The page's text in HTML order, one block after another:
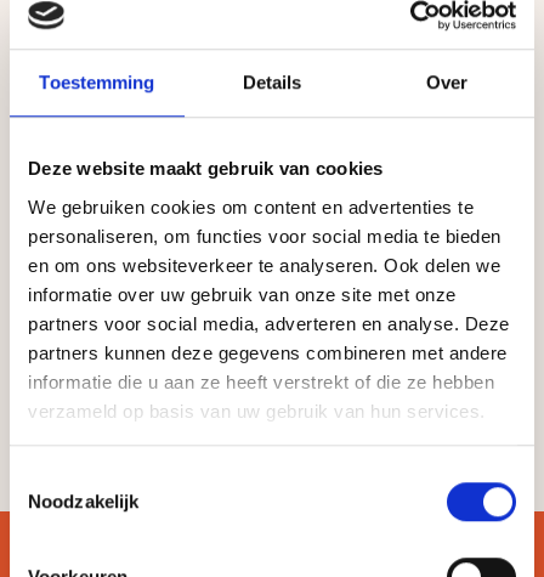
Toestemming Details Over
Deze website maakt gebruik van cookies
We gebruiken cookies om content en advertenties te
personaliseren, om functies voor social media te bieden
en om ons websiteverkeer te analyseren. Ook delen we
informatie over uw gebruik van onze site met onze
partners voor social media, adverteren en analyse. Deze
partners kunnen deze gegevens combineren met andere
informatie die u aan ze heeft verstrekt of die ze hebben
verzameld op basis van uw gebruik van hun services.
Noodzakelijk
Infraroodstralers zelfbouw
Oog beschermende Robax glasfilter 81 cm
64,95